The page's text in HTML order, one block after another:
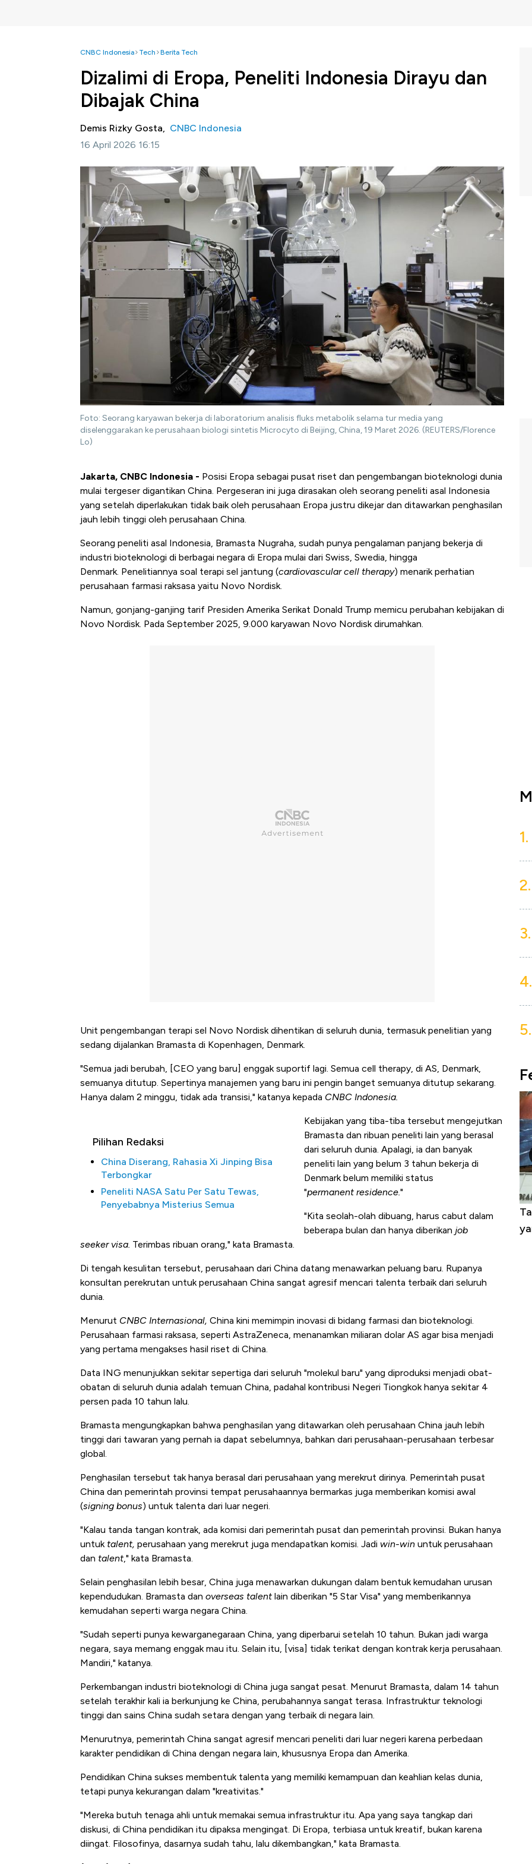
CNBC Indonesia Tech Berita Tech
Dizalimi di Eropa, Peneliti Indonesia Dirayu dan
Dibajak China
Demis Rizky Gosta, CNBC Indonesia
16 April 2026 16:15
Foto: Seorang karyawan bekerja di laboratorium analisis fluks metabolik selama tur media yang
diselenggarakan ke perusahaan biologi sintetis Microcyto di Beijing, China, 19 Maret 2026. (REUTERS/Florence
Lo)
Jakarta, CNBC Indonesia - Posisi Eropa sebagai pusat riset dan pengembangan bioteknologi dunia
mulai tergeser digantikan China. Pergeseran ini juga dirasakan oleh seorang peneliti asal Indonesia
yang setelah diperlakukan tidak baik oleh perusahaan Eropa justru dikejar dan ditawarkan penghasilan
jauh lebih tinggi oleh perusahaan China.
Seorang peneliti asal Indonesia, Bramasta Nugraha, sudah punya pengalaman panjang bekerja di
industri bioteknologi di berbagai negara di Eropa mulai dari Swiss, Swedia, hingga
Denmark. Penelitiannya soal terapi sel jantung (cardiovascular cell therapy) menarik perhatian
perusahaan farmasi raksasa yaitu Novo Nordisk.
Namun, gonjang-ganjing tarif Presiden Amerika Serikat Donald Trump memicu perubahan kebijakan di
Novo Nordisk. Pada September 2025, 9.000 karyawan Novo Nordisk dirumahkan.
Unit pengembangan terapi sel Novo Nordisk dihentikan di seluruh dunia, termasuk penelitian yang
sedang dijalankan Bramasta di Kopenhagen, Denmark.
"Semua jadi berubah, [CEO yang baru] enggak suportif lagi. Semua cell therapy, di AS, Denmark,
semuanya ditutup. Sepertinya manajemen yang baru ini pengin banget semuanya ditutup sekarang.
Hanya dalam 2 minggu, tidak ada transisi," katanya kepada CNBC Indonesia.
Pilihan Redaksi
China Diserang, Rahasia Xi Jinping Bisa
Terbongkar
Peneliti NASA Satu Per Satu Tewas,
Penyebabnya Misterius Semua
Kebijakan yang tiba-tiba tersebut mengejutkan
Bramasta dan ribuan peneliti lain yang berasal
dari seluruh dunia. Apalagi, ia dan banyak
peneliti lain yang belum 3 tahun bekerja di
Denmark belum memiliki status
"permanent residence."
"Kita seolah-olah dibuang, harus cabut dalam
beberapa bulan dan hanya diberikan job
seeker visa. Terimbas ribuan orang," kata Bramasta.
Di tengah kesulitan tersebut, perusahaan dari China datang menawarkan peluang baru. Rupanya
konsultan perekrutan untuk perusahaan China sangat agresif mencari talenta terbaik dari seluruh
dunia.
Menurut CNBC Internasional, China kini memimpin inovasi di bidang farmasi dan bioteknologi.
Perusahaan farmasi raksasa, seperti AstraZeneca, menanamkan miliaran dolar AS agar bisa menjadi
yang pertama mengakses hasil riset di China.
Data ING menunjukkan sekitar sepertiga dari seluruh "molekul baru" yang diproduksi menjadi obat-
obatan di seluruh dunia adalah temuan China, padahal kontribusi Negeri Tiongkok hanya sekitar 4
persen pada 10 tahun lalu.
Bramasta mengungkapkan bahwa penghasilan yang ditawarkan oleh perusahaan China jauh lebih
tinggi dari tawaran yang pernah ia dapat sebelumnya, bahkan dari perusahaan-perusahaan terbesar
global.
Penghasilan tersebut tak hanya berasal dari perusahaan yang merekrut dirinya. Pemerintah pusat
China dan pemerintah provinsi tempat perusahaannya bermarkas juga memberikan komisi awal
(signing bonus) untuk talenta dari luar negeri.
"Kalau tanda tangan kontrak, ada komisi dari pemerintah pusat dan pemerintah provinsi. Bukan hanya
untuk talent, perusahaan yang merekrut juga mendapatkan komisi. Jadi win-win untuk perusahaan
dan talent," kata Bramasta.
Selain penghasilan lebih besar, China juga menawarkan dukungan dalam bentuk kemudahan urusan
kependudukan. Bramasta dan overseas talentlain diberikan "5 Star Visa" yang memberikannya
kemudahan seperti warga negara China.
"Sudah seperti punya kewarganegaraan China, yang diperbarui setelah 10 tahun. Bukan jadi warga
negara, saya memang enggak mau itu. Selain itu, [visa] tidak terikat dengan kontrak kerja perusahaan.
Mandiri," katanya.
Perkembangan industri bioteknologi di China juga sangat pesat. Menurut Bramasta, dalam 14 tahun
setelah terakhir kali ia berkunjung ke China, perubahannya sangat terasa. Infrastruktur teknologi
tinggi dan sains China sudah setara dengan yang terbaik di negara lain.
Menurutnya, pemerintah China sangat agresif mencari peneliti dari luar negeri karena perbedaan
karakter pendidikan di China dengan negara lain, khususnya Eropa dan Amerika.
Pendidikan China sukses membentuk talenta yang memiliki kemampuan dan keahlian kelas dunia,
tetapi punya kekurangan dalam "kreativitas."
"Mereka butuh tenaga ahli untuk memakai semua infrastruktur itu. Apa yang saya tangkap dari
diskusi, di China pendidikan itu dipaksa mengingat. Di Eropa, terbiasa untuk kreatif, bukan karena
diingat. Filosofinya, dasarnya sudah tahu, lalu dikembangkan," kata Bramasta.
1.
2.
3.
4.
5.
Harga Emas Mengamuk 4% dalam 24
Warga AS Muak ke Demokrat-Republik,
Calon Independen Panen Dukungan